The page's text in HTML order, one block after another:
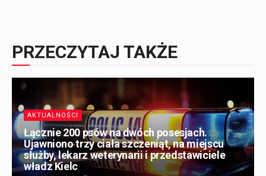
PRZECZYTAJ TAKŻE
AKTUALNOŚCI
Łącznie 200 psów na dwóch posesjach.
Ujawniono trzy ciała szczeniąt, na miejscu
służby, lekarz weterynarii i przedstawiciele
władz Kielc